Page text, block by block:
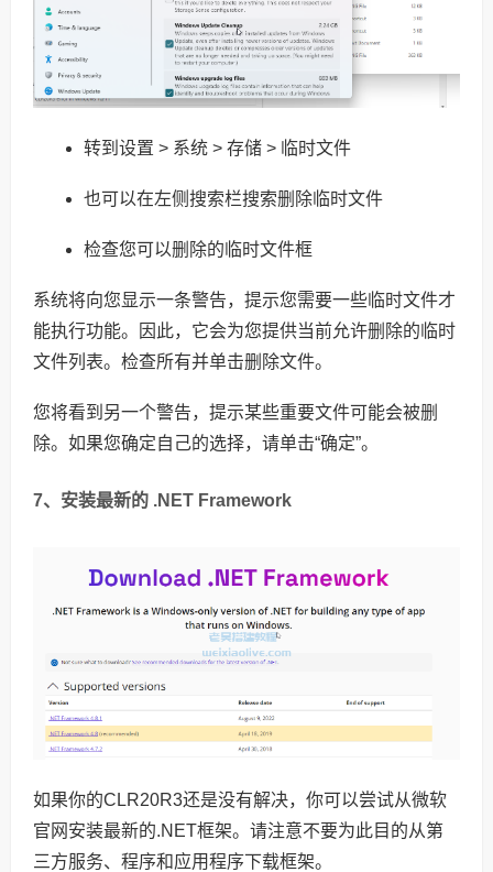
转到设置 > 系统 > 存储 > 临时文件
也可以在左侧搜索栏搜索删除临时文件
检查您可以删除的临时文件框
系统将向您显示一条警告，提示您需要一些临时文件才
能执行功能。因此，它会为您提供当前允许删除的临时
文件列表。检查所有并单击删除文件。
您将看到另一个警告，提示某些重要文件可能会被删
除。如果您确定自己的选择，请单击“确定”。
7、安装最新的 .NET Framework
如果你的CLR20R3还是没有解决，你可以尝试从微软
官网安装最新的.NET框架。请注意不要为此目的从第
三方服务、程序和应用程序下载框架。